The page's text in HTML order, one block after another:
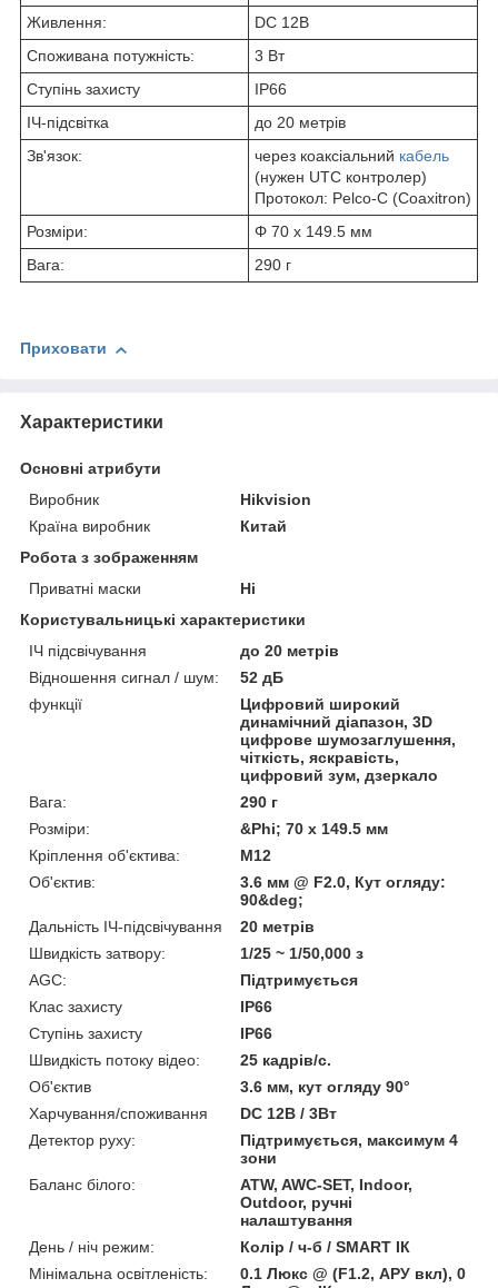
Живлення:
DC 12В
Споживана потужність:
3 Вт
Ступінь захисту
IP66
ІЧ-підсвітка
до 20 метрів
Зв'язок:
через коаксіальний кабель
(нужен UTC контролер)
Протокол: Pelco-C (Coaxitron)
Розміри:
Φ 70 х 149.5 мм
Вага:
290 г
Приховати
Характеристики
Основні атрибути
Виробник
Hikvision
Країна виробник
Китай
Робота з зображенням
Приватні маски
Ні
Користувальницькі характеристики
ІЧ підсвічування
до 20 метрів
Відношення сигнал / шум:
52 дБ
функції
Цифровий широкий
динамічний діапазон, 3D
цифрове шумозаглушення,
чіткість, яскравість,
цифровий зум, дзеркало
Вага:
290 г
Розміри:
&Phi; 70 х 149.5 мм
Кріплення об'єктива:
М12
Об'єктив:
3.6 мм @ F2.0, Кут огляду:
90&deg;
Дальність ІЧ-підсвічування
20 метрів
Швидкість затвору:
1/25 ~ 1/50,000 з
AGC:
Підтримується
Клас захисту
IP66
Ступінь захисту
IP66
Швидкість потоку відео:
25 кадрів/с.
Об'єктив
3.6 мм, кут огляду 90°
Харчування/споживання
DC 12В / 3Вт
Детектор руху:
Підтримується, максимум 4
зони
Баланс білого:
ATW, AWC-SET, Indoor,
Outdoor, ручні
налаштування
День / ніч режим:
Колір / ч-б / SMART ІК
Мінімальна освітленість:
0.1 Люкс @ (F1.2, АРУ вкл), 0